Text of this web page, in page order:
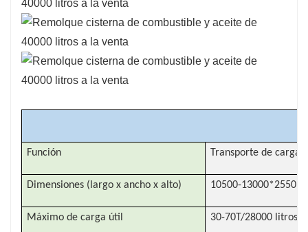
petróleo están diseñados y mantenidos de acuerdo
con estrictas regulaciones y estándares para
garantizar el cumplimiento de los requisitos
ambientales y de seguridad para el transporte de
Función Transporte de
Dimensiones (largo x ancho x alto) 10500-
Máximo de carga útil 30-70T/28000 litros -